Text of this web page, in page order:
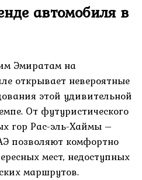
автомобиля в
Эмиратам на
открывает невероятные
этой удивительной
От футуристического
гор Рас-эль-Хаймы –
позволяют комфортно
мест, недоступных
маршрутов.